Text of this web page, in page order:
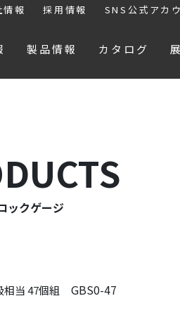
情報 採用情報 SNS公式アカ
製品情報 カタログ
ックゲージ
相当 47個組 GBS0-47